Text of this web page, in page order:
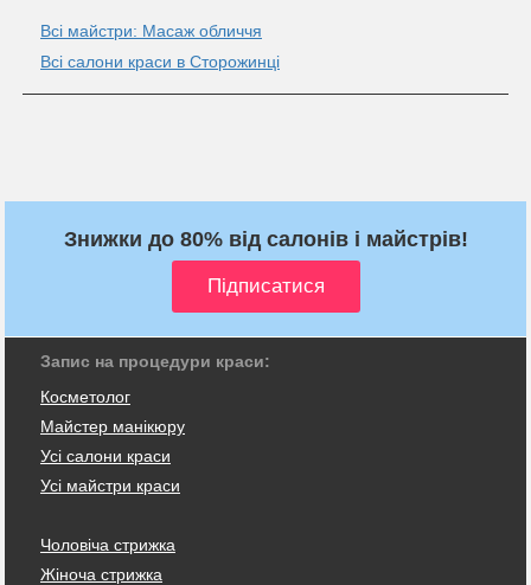
Всі майстри: Масаж обличчя
Всі салони краси в Сторожинці
Знижки до 80% від салонів і майстрів!
Запис на процедури краси:
Косметолог
Майстер манікюру
Усі салони краси
Усі майстри краси
Чоловіча стрижка
Жіноча стрижка